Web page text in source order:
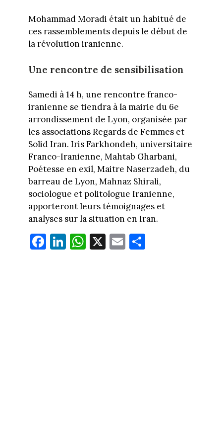
Mohammad Moradi était un habitué de
ces rassemblements depuis le début de
la révolution iranienne.
Une rencontre de sensibilisation
Samedi à 14 h, une rencontre franco-
iranienne se tiendra à la mairie du 6e
arrondissement de Lyon, organisée par
les associations Regards de Femmes et
Solid Iran. Iris Farkhondeh, universitaire
Franco-Iranienne, Mahtab Gharbani,
Poétesse en exil, Maitre Naserzadeh, du
barreau de Lyon, Mahnaz Shirali,
sociologue et politologue Iranienne,
apporteront leurs témoignages et
analyses sur la situation en Iran.
Fa
ce
Li
nk
W
ha
X E
m
Pa
rt